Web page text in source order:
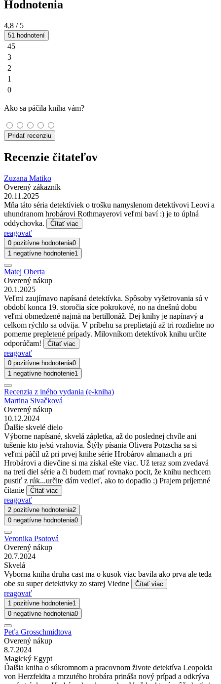
Hodnotenia
4,8 / 5
51 hodnotení
45
3
2
1
0
Ako sa páčila kniha vám?
Pridať recenziu
Recenzie čitateľov
Zuzana Matiko
Overený zákazník
20.11.2025
Mňa táto séria detektíviek o trošku namyslenom detektívovi Leovi a
uhundranom hrobárovi Rothmayerovi veľmi baví :) je to úplná
oddychovka.
Čítať viac
reagovať
0 pozitívne hodnotenia0
1 negatívne hodnotenie1
Matej Oberta
Overený nákup
20.1.2025
Veľmi zaujímavo napísaná detektívka. Spôsoby vyšetrovania sú v
období konca 19. storočia síce pokrokové, no na dnešnú dobu
veľmi obmedzené najmä na bertillonáž. Dej knihy je napínavý a
celkom rýchlo sa odvíja. V príbehu sa preplietajú až tri rozdielne no
pomerne prepletené prípady. Milovníkom detektívok knihu určite
odporúčam!
Čítať viac
reagovať
0 pozitívne hodnotenia0
1 negatívne hodnotenie1
Recenzia z iného vydania (e-kniha)
Martina Sivačková
Overený nákup
10.12.2024
Ďalšie skvelé dielo
Výborne napísané, skvelá zápletka, až do poslednej chvíle ani
tušenie kto je/sú vrahovia. Štýly písania Olivera Potzscha sa si
veľmi páčil už pri prvej knihe série Hrobárov almanach a pri
Hrobárovi a dievčine si ma získal ešte viac. Už teraz som zvedavá
na tretí diel série a či budem mať rovnako pocit, že knihu nechcem
pustiť z rúk...určite dám vedieť, ako to dopadlo ;) Prajem príjemné
čítanie
Čítať viac
reagovať
2 pozitívne hodnotenia2
0 negatívne hodnotenia0
Veronika Psotová
Overený nákup
20.7.2024
Skvelá
Vyborna kniha druha cast ma o kusok viac bavila ako prva ale teda
obe su super detektivky zo starej Viedne
Čítať viac
reagovať
1 pozitívne hodnotenie1
0 negatívne hodnotenia0
Peťa Grosschmidtova
Overený nákup
8.7.2024
Magický Egypt
Ďalšia kniha o súkromnom a pracovnom živote detektíva Leopolda
von Herzfeldta a mrzutého hrobára prináša nový prípad a odkrýva